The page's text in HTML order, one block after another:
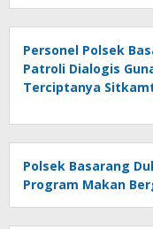
Personel Polsek
Patroli Dialogis
Terciptanya
Polsek Basarang
Program Makan